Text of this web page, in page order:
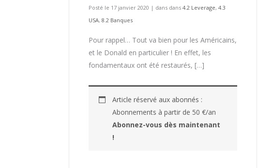
Posté le 17 janvier 2020 | dans dans 4.2 Leverage, 4.3
USA, 8.2 Banques
Pour rappel… Tout va bien pour les Américains,
et le Donald en particulier ! En effet, les
fondamentaux ont été restaurés, […]
Article réservé aux abonnés :
Abonnements à partir de 50 €/an
Abonnez-vous dès maintenant
!